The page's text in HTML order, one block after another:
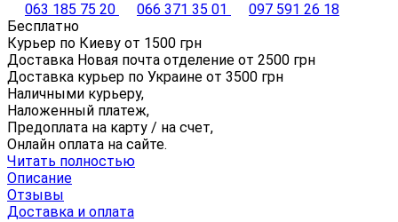
063 185 75 20
066 371 35 01
097 591 26 18
Бесплатно
Курьер по Киеву от 1500 грн
Доставка Новая почта отделение от 2500 грн
Доставка курьер по Украине от 3500 грн
Наличными курьеру,
Наложенный платеж,
Предоплата на карту / на счет,
Онлайн оплата на сайте.
Читать полностью
Описание
Отзывы
Доставка и оплата